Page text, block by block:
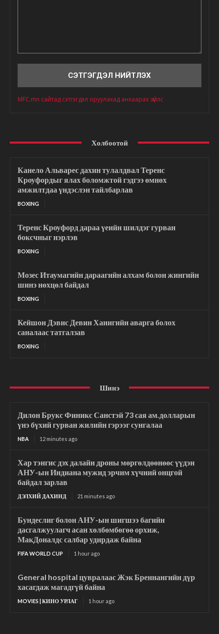
MFC.mn сайтад сэтгэгдэл оруулахад анхаарах зүйлс
Холбоотой
Канело Альварес дахин тулалдвал Теренс
Кроуфордыг ялах боломжтой гэдгээ өмнөх
амжилтдаа үндэслэн тайлбарлав
BOXING
Теренс Кроуфорд дараа үеийн шилдэг гурван
боксчныг нэрлэв
BOXING
Мозес Итаумагийн дараагийн алхам болон жингийн
шинэ нөхцөл байдал
BOXING
Кейшон Дэвис Девин Ханигийн аварга болох
саналаас татгалзав
BOXING
Шинэ
Дилон Брукс Финикс Санстэй 73 сая ам.долларын
үнэ бүхий гурван жилийн гэрээг сунгалаа
NBA 12 minutes ago
Хар тэнгис дэх далайн дроны мөргөлдөөнөөс үүдэн
АНУ-ын Индиана мужид эрчим хүчний онцгой
байдал зарлав
ДЭЛХИЙ ДАХИНД 21 minutes ago
Бундеслиг болон АНУ-ын шигшээ багийн
дасгалжуулагч асан хөлбөмбөгөө орхиж,
МакДоналдс салбар удирдаж байна
FIFA WORLD CUP 1 hour ago
General hospital цувралаас Жэк Бреннангийн дүр
хасагдаж магадгүй байна
MOVIES | КИНО УРЛАГ 1 hour ago